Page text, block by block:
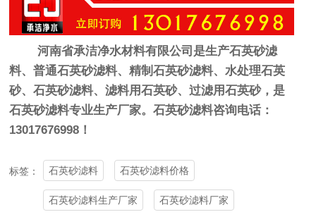
河南省承洁净水材料有限公司是生产石英砂滤
料、普通石英砂滤料、精制石英砂滤料、水处理石英
砂、石英砂滤料、滤料用石英砂、过滤用石英砂，是
石英砂滤料专业生产厂家。石英砂滤料咨询电话：
13017676998！
标签： 石英砂滤料 石英砂滤料价格
石英砂滤料生产厂家 石英砂滤料厂家